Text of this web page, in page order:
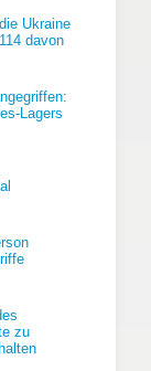
Ukraine
davon
Lagers
zu